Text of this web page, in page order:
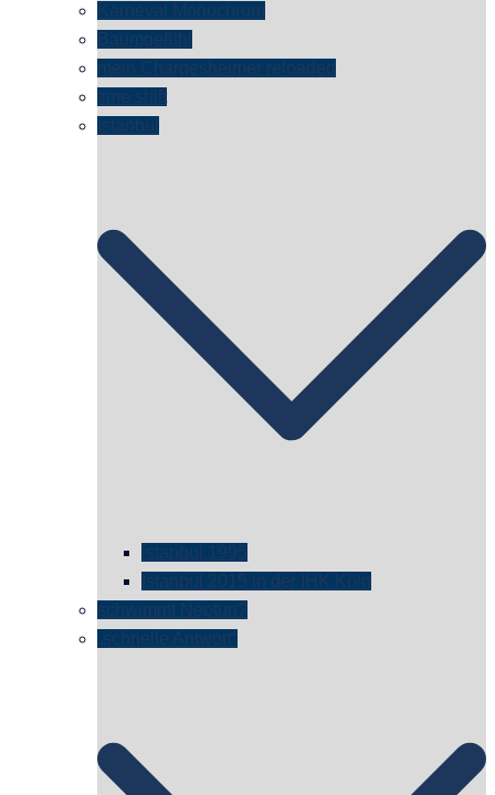
Karneval Monochrom
Baumgefühl
mein Chargesheimer reloaded
time shift
Istanbul
istanbul 1995
Istanbul 2015 in der IHK Köln
schwimmt Neptun?
„schnelle Antwort“